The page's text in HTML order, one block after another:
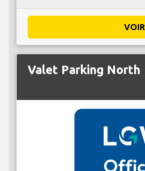
VOIR
Valet Parking North